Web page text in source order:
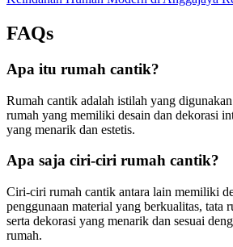
FAQs
Apa itu rumah cantik?
Rumah cantik adalah istilah yang
rumah yang memiliki desain dan dekorasi
yang menarik dan estetis.
Apa saja ciri-ciri rumah cantik?
Ciri-ciri rumah cantik antara lain memiliki
penggunaan material yang berkualitas, tata
serta dekorasi yang menarik dan sesuai
rumah.